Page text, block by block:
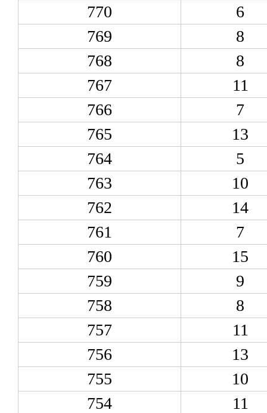
770
6
769
8
768
8
767
11
766
7
765
13
764
5
763
10
762
14
761
7
760
15
759
9
758
8
757
11
756
13
755
10
754
11